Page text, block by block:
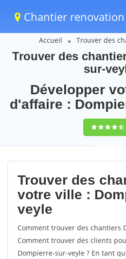
Chantier renovation
Accueil Trouver des
Trouver des
sur-
Développer
d'affaire :
9,5(100%)72
votes
Trouver des
votre ville :
veyle
Comment trouver des chantiers
Comment trouver des clients
Dompierre-sur-veyle ? En tant